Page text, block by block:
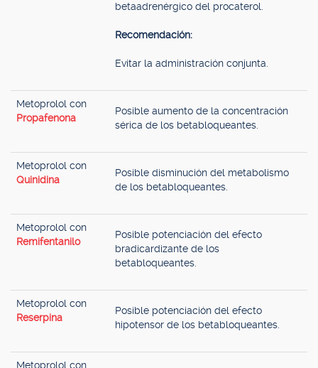
betaadrenérgico del procaterol.
Recomendación:
Evitar la administración conjunta.
Metoprolol con
Propafenona
Posible aumento de la concentración
sérica de los betabloqueantes.
Metoprolol con
Quinidina
Posible disminución del metabolismo
de los betabloqueantes.
Metoprolol con
Remifentanilo
Posible potenciación del efecto
bradicardizante de los
betabloqueantes.
Metoprolol con
Reserpina
Posible potenciación del efecto
hipotensor de los betabloqueantes.
Metoprolol con